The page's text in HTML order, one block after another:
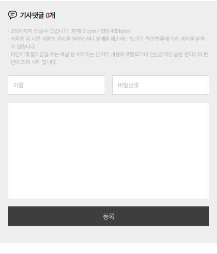
기사댓글0개
200자까지 쓰실 수 있습니다. (현재 0 byte / 최대 400byte)
저작권 등 다른 사람의 권리를 침해하거나 명예를 훼손하는 댓글은 관련 법률에 의해 제재를 받을
수 있습니다.
타인에게 불쾌감을 주는 욕설 등 비하하는 단어가 내용에 포함되거나 인신공격성 글은 관리자의 판
단에 의해 삭제 합니다.